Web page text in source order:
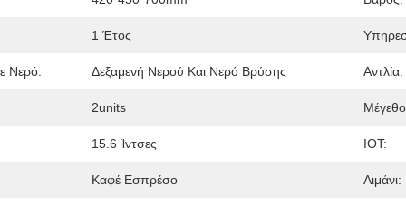
1 Έτος
Νερό: Δεξαμενή Νερού Και Νερό Βρύσης Αντλία:
2units
15.6 Ίντσες IOT:
Καφέ Εσπρέσο Λιμάνι: